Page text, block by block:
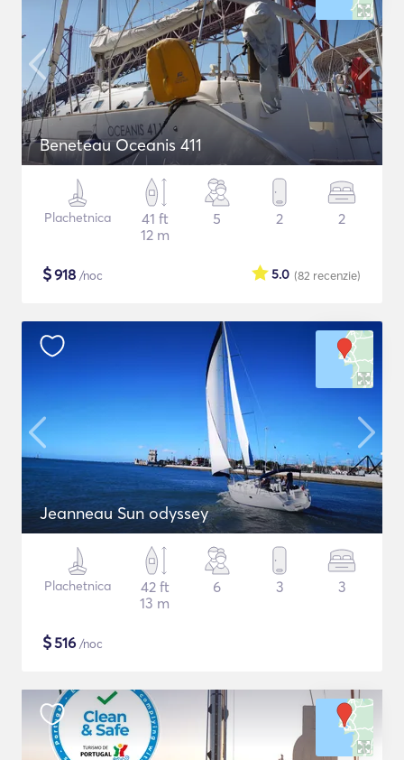
Beneteau Oceanis 411
Plachetnica
41 ft
12 m
5 2 2
$918 /noc (82 recenzie)
5.0
Jeanneau Sun odyssey
Plachetnica
42 ft
13 m
6 3 3
$516 /noc